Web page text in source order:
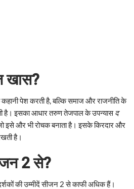
खास?
पेश करती है, बल्कि समाज और राजनीति के
है। इसका आधार तरुण तेजपाल के उपन्यासद
इसे और भी रोचक बनाता है। इसके किरदार और
है।
2 से?
की उम्मीदें सीजन 2 से काफी अधिक हैं।